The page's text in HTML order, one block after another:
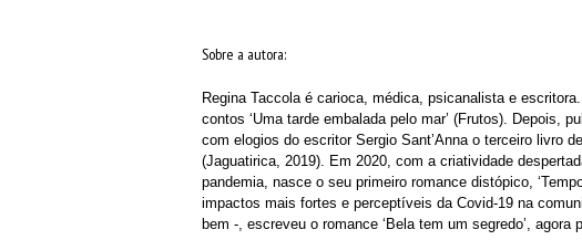
Sobre a autora:
Regina Taccola é carioca, médica, psicanalista e
contos ‘Uma tarde embalada pelo mar’ (Frutos). Depois,
com elogios do escritor Sergio Sant’Anna o terceiro livro
(Jaguatirica, 2019). Em 2020, com a criatividade
pandemia, nasce o seu primeiro romance distópico,
impactos mais fortes e perceptíveis da Covid-19 na
bem -, escreveu o romance ‘Bela tem um segredo’, agora